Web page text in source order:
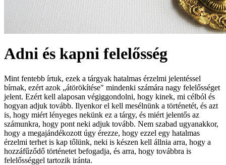
Adni és kapni felelősség
Mint fentebb írtuk, ezek a tárgyak hatalmas érzelmi jelentéssel
bírnak, ezért azok „átörökítése" mindenki számára nagy felelősséget
jelent. Ezért kell alaposan végiggondolni, hogy kinek, mi célból és
hogyan adjuk tovább. Ilyenkor el kell mesélnünk a történetét, és azt
is, hogy miért lényeges nekünk ez a tárgy, és miért jelentős az
számunkra, hogy pont neki adjuk tovább. Nem szabad ugyanakkor,
hogy a megajándékozott úgy érezze, hogy ezzel egy hatalmas
érzelmi terhet is kap tőlünk, neki is készen kell állnia arra, hogy a
hozzáfűződő történetet befogadja, és arra, hogy továbbra is
felelősséggel tartozik iránta.